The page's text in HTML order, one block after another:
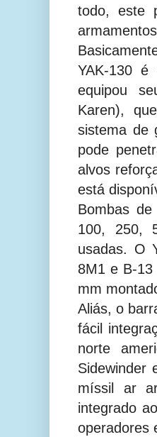
todo, este
YAK-130
equipou
Karen),
sistema de
pode
alvos
está
Bombas
100, 250,
usadas. O
8M1 e B-
mm
Aliás, o
fácil
norte
Sidewinder
míssil ar
integrado
operadores